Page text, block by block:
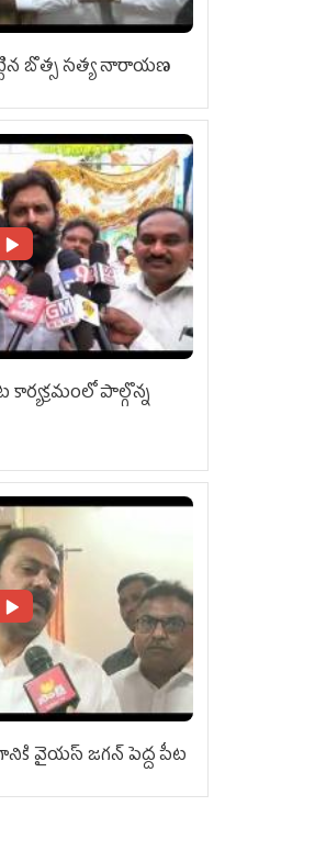
బొత్స సత్య నారాయణ
పాల్గొన్న
వైయ‌స్ జ‌గ‌న్ పెద్ద పీట